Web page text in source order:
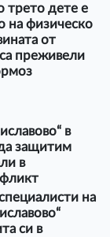
трето дете е
на физическо
от
преживели
в
защитим
в
на
си в